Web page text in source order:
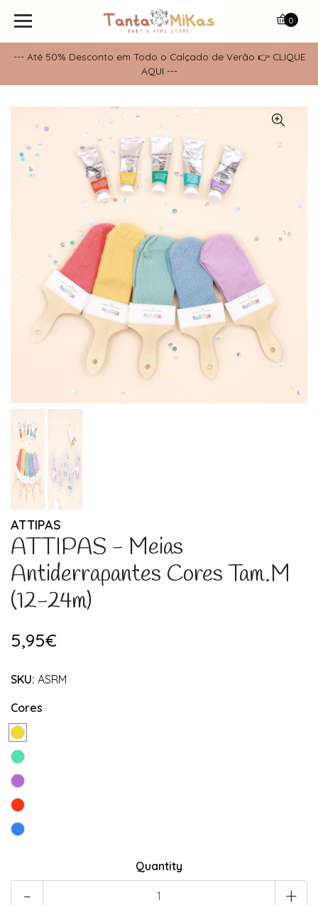
--- Até 50% Desconto em Todo o Calçado de Verão 👉 CLIQUE
AQUI ---
0
ATTIPAS
ATTIPAS - Meias
Antiderrapantes Cores Tam.M
(12-24m)
5,95€
SKU: ASRM
Cores
Quantity
- +